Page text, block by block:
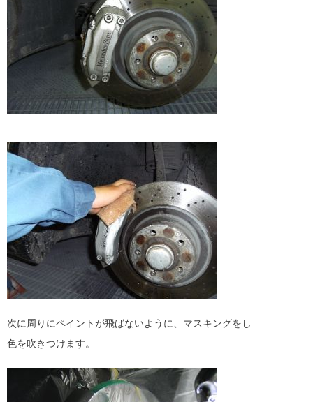
次に周りにペイントが飛ばないように、マスキングをし
色を吹きつけます。